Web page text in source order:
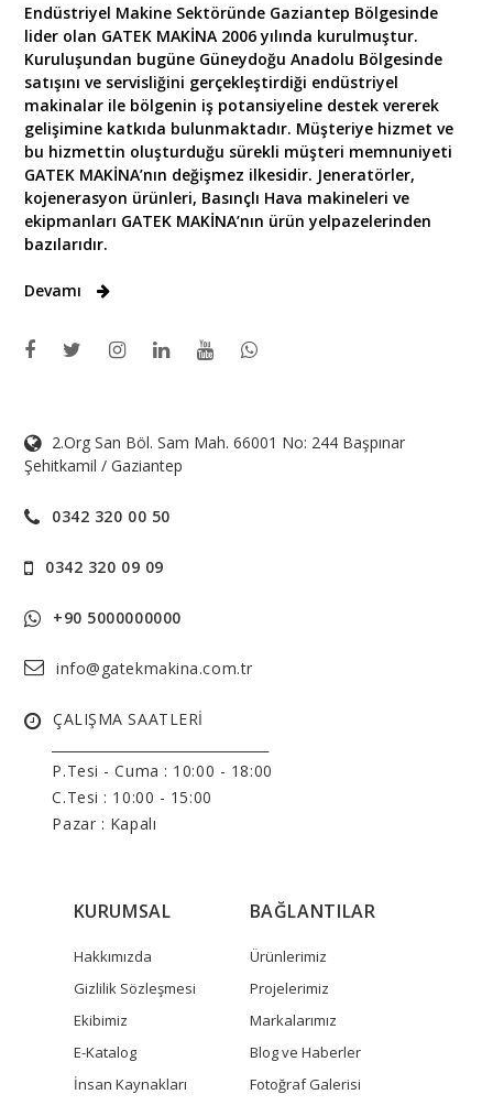
Endüstriyel Makine Sektöründe Gaziantep Bölgesinde
lider olan GATEK MAKİNA 2006 yılında kurulmuştur.
Kuruluşundan bugüne Güneydoğu Anadolu Bölgesinde
satışını ve servisliğini gerçekleştirdiği endüstriyel
makinalar ile bölgenin iş potansiyeline destek vererek
gelişimine katkıda bulunmaktadır. Müşteriye hizmet ve
bu hizmettin oluşturduğu sürekli müşteri memnuniyeti
GATEK MAKİNA’nın değişmez ilkesidir. Jeneratörler,
kojenerasyon ürünleri, Basınçlı Hava makineleri ve
ekipmanları GATEK MAKİNA’nın ürün yelpazelerinden
bazılarıdır.
Devamı
2.Org San Böl. Sam Mah. 66001 No: 244 Başpınar
Şehitkamil / Gaziantep
0342 320 00 50
0342 320 09 09
+90 5000000000
info@gatekmakina.com.tr
ÇALIŞMA SAATLERİ
P.Tesi - Cuma : 10:00 - 18:00
C.Tesi : 10:00 - 15:00
Pazar : Kapalı
KURUMSAL
Hakkımızda
Gizlilik Sözleşmesi
Ekibimiz
E-Katalog
İnsan Kaynakları
BAĞLANTILAR
Ürünlerimiz
Projelerimiz
Markalarımız
Blog ve Haberler
Fotoğraf Galerisi